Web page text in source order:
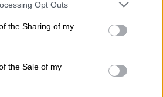
or usage behaviour. You may click to
Google and its third-party tags to
specified purposes in below Google
Opt Outs
the Sharing of my
the Sale of my
ασφαλείας από τα
και μην τα προσπερνάτε –
κινηθούν μπροστά σας και
το χιόνι, για την